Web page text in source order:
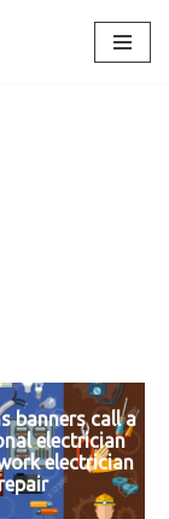
banners call a
electrician
electrician